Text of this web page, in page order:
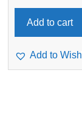
Add to cart
Add to